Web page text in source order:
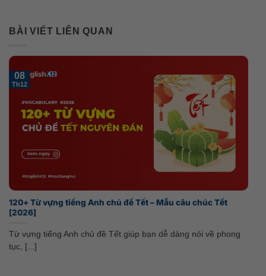
BÀI VIẾT LIÊN QUAN
120+ Từ vựng tiếng Anh chủ đề Tết – Mẫu câu chúc Tết
[2026]
Từ vựng tiếng Anh chủ đề Tết giúp bạn dễ dàng nói về phong
tục, [...]
08
Th12